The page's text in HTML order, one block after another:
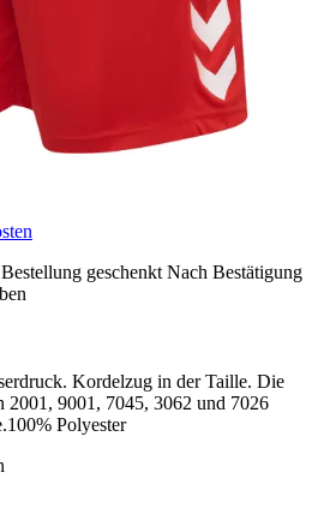
geschenkt Nach Bestätigung
Kordelzug in der Taille. Die
2001, 9001, 7045, 3062 und 7026
Polyester